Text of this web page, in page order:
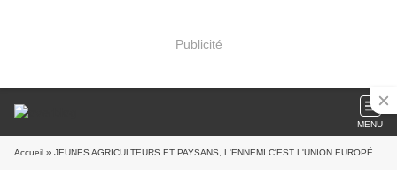
Publicité
MENU
Accueil » JEUNES AGRICULTEURS ET PAYSANS, L'ENNEMI C'EST L'UNION EUROPÉENNE